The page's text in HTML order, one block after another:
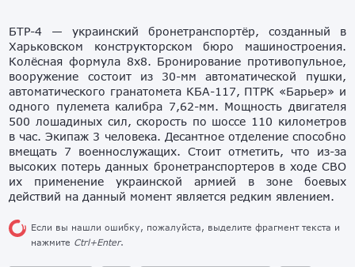
БТР-4 — украинский бронетранспортёр, созданный в
Харьковском конструкторском бюро машиностроения.
Колёсная формула 8х8. Бронирование противопульное,
вооружение состоит из 30-мм автоматической пушки,
автоматического гранатомета КБА-117, ПТРК «Барьер» и
одного пулемета калибра 7,62-мм. Мощность двигателя
500 лошадиных сил, скорость по шоссе 110 километров
в час. Экипаж 3 человека. Десантное отделение способно
вмещать 7 военнослужащих. Стоит отметить, что из-за
высоких потерь данных бронетранспортеров в ходе СВО
их применение украинской армией в зоне боевых
действий на данный момент является редким явлением.
Если вы нашли ошибку, пожалуйста, выделите фрагмент текста и
нажмите Ctrl+Enter.